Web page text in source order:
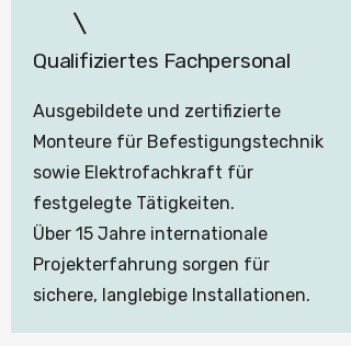
Qualifiziertes Fachpersonal
Ausgebildete und zertifizierte
Monteure für Befestigungstechnik
sowie Elektrofachkraft für
festgelegte Tätigkeiten.
Über 15 Jahre internationale
Projekterfahrung sorgen für
sichere, langlebige Installationen.